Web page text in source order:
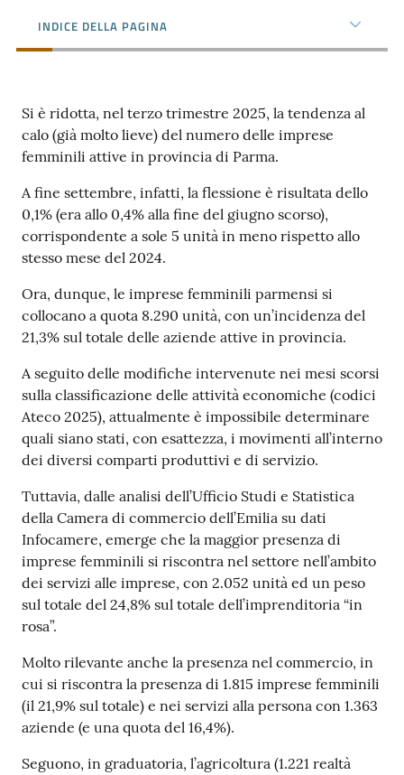
Prenotazioni
on line
Pagamenti
on line
Accedi
Seguici
su
INDICE DELLA PAGINA
Si è ridotta, nel terzo trimestre 2025, la tendenza al
calo (già molto lieve) del numero delle imprese
femminili attive in provincia di Parma.
A fine settembre, infatti, la flessione è risultata dello
0,1% (era allo 0,4% alla fine del giugno scorso),
corrispondente a sole 5 unità in meno rispetto allo
stesso mese del 2024.
Ora, dunque, le imprese femminili parmensi si
collocano a quota 8.290 unità, con un’incidenza del
21,3% sul totale delle aziende attive in provincia.
A seguito delle modifiche intervenute nei mesi scorsi
sulla classificazione delle attività economiche (codici
Ateco 2025), attualmente è impossibile determinare
quali siano stati, con esattezza, i movimenti all’interno
dei diversi comparti produttivi e di servizio.
Tuttavia, dalle analisi dell’Ufficio Studi e Statistica
della Camera di commercio dell’Emilia su dati
Infocamere, emerge che la maggior presenza di
imprese femminili si riscontra nel settore nell’ambito
dei servizi alle imprese, con 2.052 unità ed un peso
sul totale del 24,8% sul totale dell’imprenditoria “in
rosa”.
Molto rilevante anche la presenza nel commercio, in
cui si riscontra la presenza di 1.815 imprese femminili
(il 21,9% sul totale) e nei servizi alla persona con 1.363
aziende (e una quota del 16,4%).
Seguono, in graduatoria, l’agricoltura (1.221 realtà